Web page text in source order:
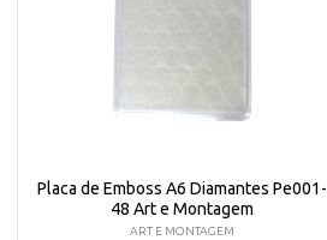
Placa de Emboss A6 Diamantes Pe001-
48 Art e Montagem
ART E MONTAGEM